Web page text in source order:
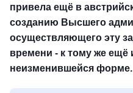
привела ещё в
созданию Высшего
осуществляющего эту
времени - к тому же
неизменившейся форме.